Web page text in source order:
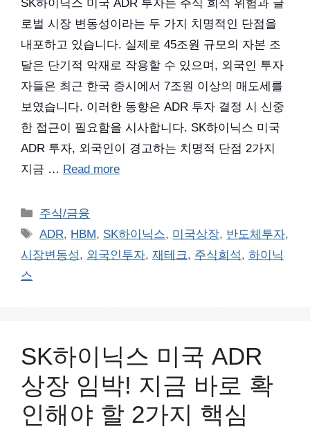
SK하이닉스 미국 ADR 투자는 주식 희석 위험과 글
로벌 시장 변동성이라는 두 가지 치명적인 단점을
내포하고 있습니다. 실제로 45조원 규모의 자본 조
달은 단기적 악재로 작용할 수 있으며, 외국인 투자
자들은 최근 한국 증시에서 7조원 이상의 매도세를
보였습니다. 이러한 동향은 ADR 투자 결정 시 신중
한 접근이 필요함을 시사합니다. SK하이닉스 미국
ADR 투자, 외국인이 경고하는 치명적 단점 2가지
지금 … Read more
카
테
리
주식/금융
태
그
ADR, HBM, SK하이닉스, 미국상장, 반도체투자,
시장변동성, 외국인투자, 재테크, 주식희석, 하이닉
스
SK하이닉스 미국 ADR
상장 임박! 지금 바로 확
인해야 할 2가지 핵심